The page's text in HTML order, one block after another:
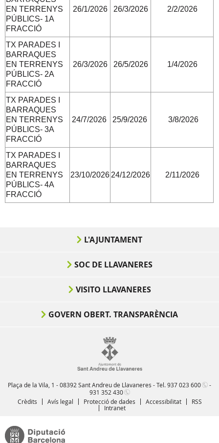
EN TERRENYS
PÚBLICS- 1A
FRACCIÓ
26/1/2026 26/3/2026 2/2/2026
TX PARADES I
BARRAQUES
EN TERRENYS
PÚBLICS- 2A
FRACCIÓ
26/3/2026 26/5/2026 1/4/2026
TX PARADES I
BARRAQUES
EN TERRENYS
PÚBLICS- 3A
FRACCIÓ
24/7/2026 25/9/2026 3/8/2026
TX PARADES I
BARRAQUES
EN TERRENYS
PÚBLICS- 4A
FRACCIÓ
23/10/2026 24/12/2026 2/11/2026
L'AJUNTAMENT
SOC DE LLAVANERES
VISITO LLAVANERES
GOVERN OBERT. TRANSPARÈNCIA
Plaça de la Vila, 1 - 08392 Sant Andreu de Llavaneres - Tel.937 023 600
-
931 352 430
Crèdits
Avís legal Protecció de dades Accessibilitat
RSS
Intranet